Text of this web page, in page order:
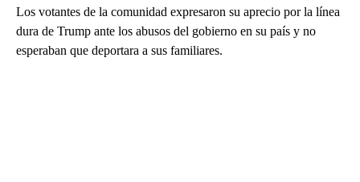
Los votantes de la comunidad expresaron su aprecio por la línea
dura de Trump ante los abusos del gobierno en su país y no
esperaban que deportara a sus familiares.